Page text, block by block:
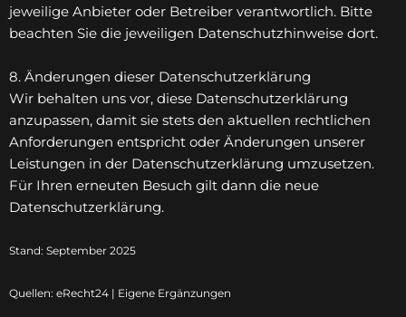
jeweilige Anbieter oder Betreiber verantwortlich. Bitte
beachten Sie die jeweiligen Datenschutzhinweise dort.
8. Änderungen dieser Datenschutzerklärung
Wir behalten uns vor, diese Datenschutzerklärung
anzupassen, damit sie stets den aktuellen rechtlichen
Anforderungen entspricht oder Änderungen unserer
Leistungen in der Datenschutzerklärung umzusetzen.
Für Ihren erneuten Besuch gilt dann die neue
Datenschutzerklärung.
Stand: September 2025
Quellen: eRecht24 | Eigene Ergänzungen